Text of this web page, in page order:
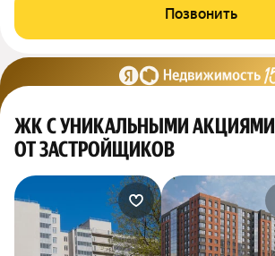
Позвонить
ЖК С УНИКАЛЬНЫМИ АКЦИЯМИ
ОТ ЗАСТРОЙЩИКОВ